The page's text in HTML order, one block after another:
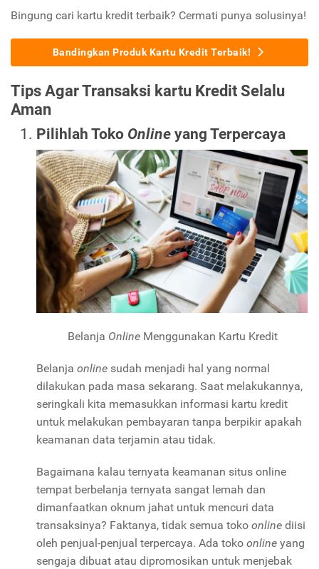
Bingung cari kartu kredit terbaik? Cermati punya solusinya!
Bandingkan Produk Kartu Kredit Terbaik!
Tips Agar Transaksi kartu Kredit Selalu
Aman
Pilihlah Toko Online yang Terpercaya
Belanja OnlineMenggunakan Kartu Kredit
Belanja online sudah menjadi hal yang normal
dilakukan pada masa sekarang. Saat melakukannya,
seringkali kita memasukkan informasi kartu kredit
untuk melakukan pembayaran tanpa berpikir apakah
keamanan data terjamin atau tidak.
Bagaimana kalau ternyata keamanan situs online
tempat berbelanja ternyata sangat lemah dan
dimanfaatkan oknum jahat untuk mencuri data
transaksinya? Faktanya, tidak semua toko online diisi
oleh penjual-penjual terpercaya. Ada toko online yang
sengaja dibuat atau dipromosikan untuk menjebak